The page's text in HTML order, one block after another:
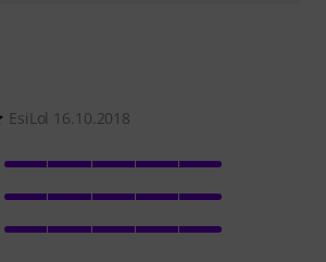
EsiLol 16.10.2018